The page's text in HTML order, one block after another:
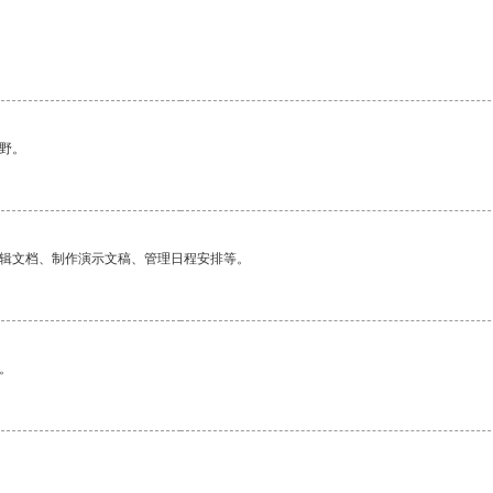
。
档、制作演示文稿、管理日程安排等。